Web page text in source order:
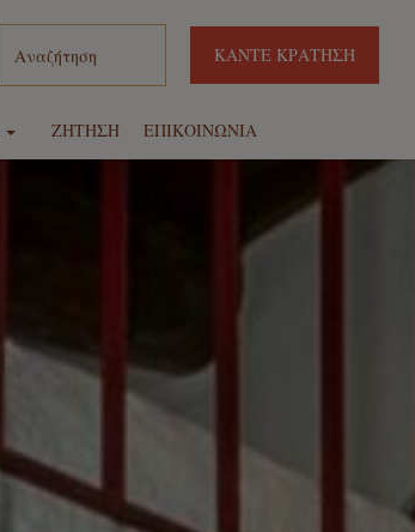
ΚΆΝΤΕ ΚΡΆΤΗΣΗ
ΖΉΤΗΣΗ ΕΠΙΚΟΙΝΩΝΊΑ